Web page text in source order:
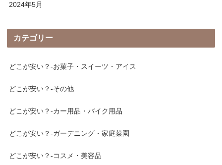
2024年5月
カテゴリー
どこが安い？-お菓子・スイーツ・アイス
どこが安い？-その他
どこが安い？-カー用品・バイク用品
どこが安い？-ガーデニング・家庭菜園
どこが安い？-コスメ・美容品